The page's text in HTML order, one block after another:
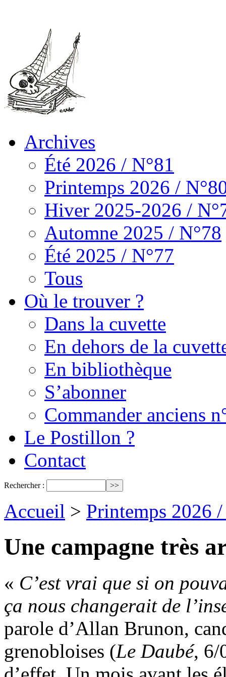
Archives
Été 2026 / N°81
Printemps 2026 /
Hiver 2025-2026 /
Automne 2025 / N°78
Été 2025 / N°77
Tous
Où le trouver ?
Dans la cuvette
En dehors de la
En bibliothèque
S’abonner
Commander anciens
Le Postillon ?
Contact
Rechercher :
Accueil > Printemps 2026
Une campagne très
« C’est vrai que si on
ça nous changerait de
parole d’Allan Brunon,
grenobloises (Le Daubé, 6/